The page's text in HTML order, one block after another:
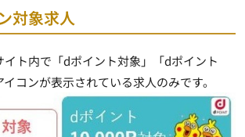
対象求人
ト内で「dポイント対象」「dポイント
コンが表示されている求人のみです。